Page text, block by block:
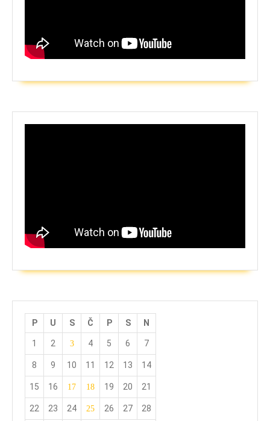
P U S Č P S N
1 2 3 4 5 6 7
8 9 10 11 12 13 14
15 16 17 18 19 20 21
22 23 24 25 26 27 28